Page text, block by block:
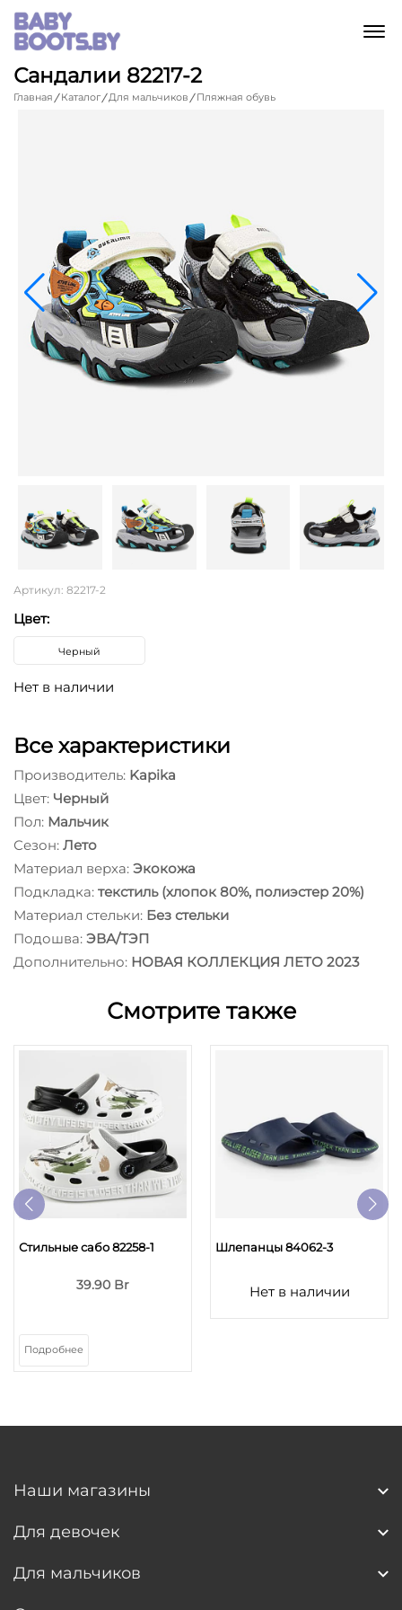
Сандалии 82217-2
Главная Каталог Для мальчиков Пляжная обувь
Артикул: 82217-2
Цвет:
Черный
Нет в наличии
Все характеристики
Производитель: Kapika
Цвет: Черный
Пол: Мальчик
Сезон: Лето
Материал верха: Экокожа
Подкладка: текстиль (хлопок 80%, полиэстер 20%)
Материал стельки: Без стельки
Подошва: ЭВА/ТЭП
Дополнительно: НОВАЯ КОЛЛЕКЦИЯ ЛЕТО 2023
Смотрите также
Стильные сабо 82258-1
39.90 Br
Подробнее
Шлепанцы 84062-3
Нет в наличии
Наши магазины
Для девочек
Для мальчиков